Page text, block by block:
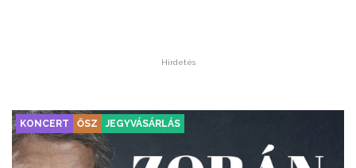
Hirdetés
KONCERT ŐSZ JEGYVÁSÁRLÁS